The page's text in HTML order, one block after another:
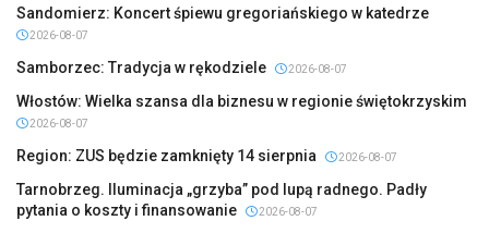
Sandomierz: Koncert śpiewu gregoriańskiego w katedrze
2026-08-07
Samborzec: Tradycja w rękodziele 2026-08-07
Włostów: Wielka szansa dla biznesu w regionie świętokrzyskim
2026-08-07
Region: ZUS będzie zamknięty 14 sierpnia 2026-08-07
Tarnobrzeg. Iluminacja „grzyba” pod lupą radnego. Padły
pytania o koszty i finansowanie
2026-08-07